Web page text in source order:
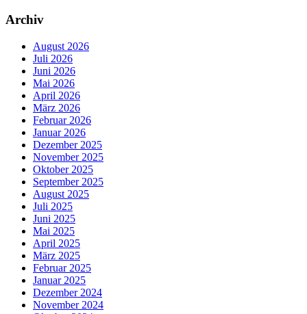
Archiv
August 2026
Juli 2026
Juni 2026
Mai 2026
April 2026
März 2026
Februar 2026
Januar 2026
Dezember 2025
November 2025
Oktober 2025
September 2025
August 2025
Juli 2025
Juni 2025
Mai 2025
April 2025
März 2025
Februar 2025
Januar 2025
Dezember 2024
November 2024